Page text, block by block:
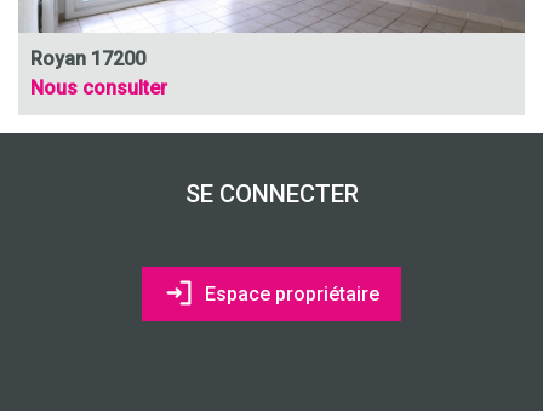
Royan 17200
Nous consulter
SE CONNECTER
Espace propriétaire